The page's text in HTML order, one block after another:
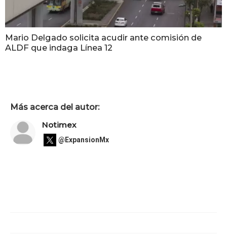
Mario Delgado solicita acudir ante comisión de
ALDF que indaga Línea 12
Más acerca del autor:
Notimex
@ExpansionMx